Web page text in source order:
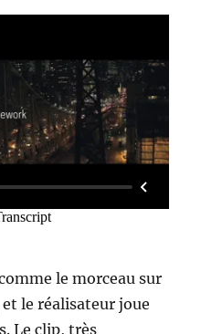
le morceau sur
le réalisateur joue
Le clip, très